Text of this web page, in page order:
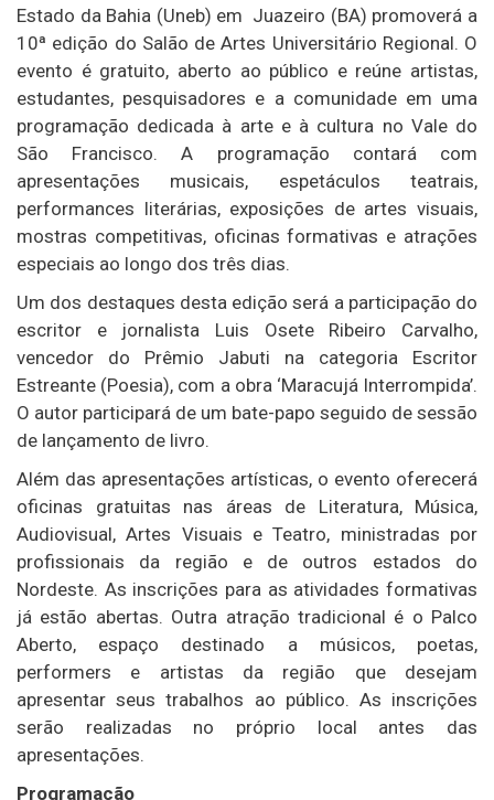
Estado da Bahia (Uneb) em Juazeiro (BA) promoverá a
10ª edição do Salão de Artes Universitário Regional. O
evento é gratuito, aberto ao público e reúne artistas,
estudantes, pesquisadores e a comunidade em uma
programação dedicada à arte e à cultura no Vale do
São Francisco. A programação contará com
apresentações musicais, espetáculos teatrais,
performances literárias, exposições de artes visuais,
mostras competitivas, oficinas formativas e atrações
especiais ao longo dos três dias.
Um dos destaques desta edição será a participação do
escritor e jornalista Luis Osete Ribeiro Carvalho,
vencedor do Prêmio Jabuti na categoria Escritor
Estreante (Poesia), com a obra ‘Maracujá Interrompida’.
O autor participará de um bate-papo seguido de sessão
de lançamento de livro.
Além das apresentações artísticas, o evento oferecerá
oficinas gratuitas nas áreas de Literatura, Música,
Audiovisual, Artes Visuais e Teatro, ministradas por
profissionais da região e de outros estados do
Nordeste. As inscrições para as atividades formativas
já estão abertas. Outra atração tradicional é o Palco
Aberto, espaço destinado a músicos, poetas,
performers e artistas da região que desejam
apresentar seus trabalhos ao público. As inscrições
serão realizadas no próprio local antes das
apresentações.
Programação